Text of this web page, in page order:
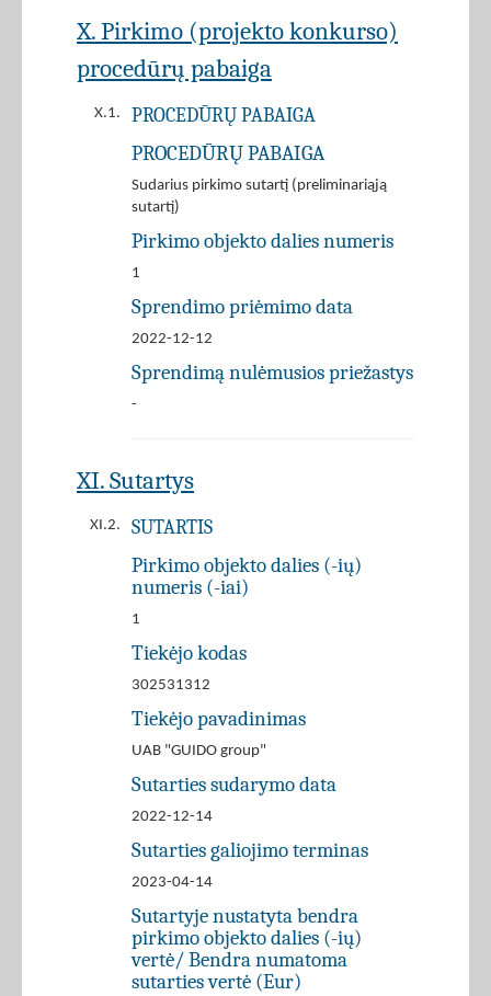
X. Pirkimo (projekto konkurso)
procedūrų pabaiga
X.1. PROCEDŪRŲ PABAIGA
PROCEDŪRŲ PABAIGA
Sudarius pirkimo sutartį (preliminariąją
sutartį)
Pirkimo objekto dalies numeris
1
Sprendimo priėmimo data
2022-12-12
Sprendimą nulėmusios priežastys
-
XI. Sutartys
XI.2. SUTARTIS
Pirkimo objekto dalies (-ių)
numeris (-iai)
1
Tiekėjo kodas
302531312
Tiekėjo pavadinimas
UAB "GUIDO group"
Sutarties sudarymo data
2022-12-14
Sutarties galiojimo terminas
2023-04-14
Sutartyje nustatyta bendra
pirkimo objekto dalies (-ių)
vertė/ Bendra numatoma
sutarties vertė (Eur)